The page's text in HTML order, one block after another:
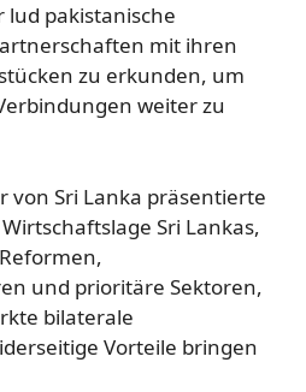
pakistanische
mit ihren
zu erkunden, um
weiter zu
von Sri Lanka präsentierte
Sri Lankas,
und prioritäre Sektoren,
bilaterale
Vorteile bringen